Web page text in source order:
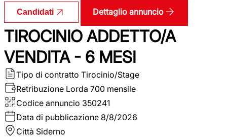
Candidati Dettaglio annuncio
TIROCINIO ADDETTO/A
VENDITA - 6 MESI
Tipo di contratto Tirocinio/Stage
Retribuzione Lorda 700 mensile
Codice annuncio 350241
Data di pubblicazione 8/8/2026
Città Siderno